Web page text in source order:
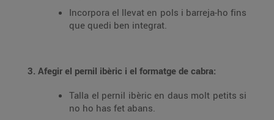
Incorpora el llevat en pols i barreja-ho fins
que quedi ben integrat.
3. Afegir el pernil ibèric i el formatge de cabra:
Talla el pernil ibèric en daus molt petits si
no ho has fet abans.